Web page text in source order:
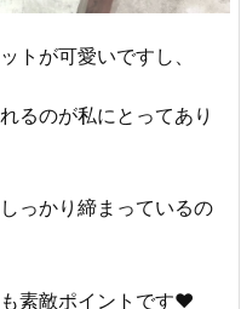
トが可愛いですし、
るのが私にとってあり
っかり締まっているの
素敵ポイントです♥